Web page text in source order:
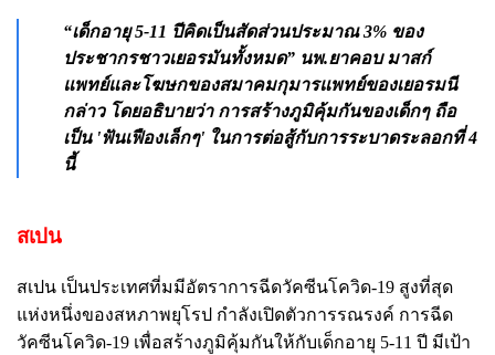
“เด็กอายุ 5-11 ปีคิดเป็นสัดส่วนประมาณ 3% ของ
ประชากรชาวเยอรมันทั้งหมด” นพ.ยาคอบ มาสก์
แพทย์และโฆษกของสมาคมกุมารแพทย์ของเยอรมนี
กล่าว โดยอธิบายว่า การสร้างภูมิคุ้มกันของเด็กๆ ถือ
เป็น 'ฟันเฟืองเล็กๆ' ในการต่อสู้กับการระบาดระลอกที่ 4
นี้
สเปน
สเปน เป็นประเทศที่มมีอัตราการฉีดวัคซีนโควิด-19 สูงที่สุด
แห่งหนึ่งของสหภาพยุโรป กำลังเปิดตัวการรณรงค์ การฉีด
วัคซีนโควิด-19 เพื่อสร้างภูมิคุ้มกันให้กับเด็กอายุ 5-11 ปี มีเป้า